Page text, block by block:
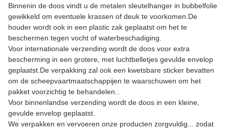
Binnenin de doos vindt u de metalen sleutelhanger in bubbelfolie
gewikkeld om eventuele krassen of deuk te voorkomen.De
houder wordt ook in een plastic zak geplaatst om het te
beschermen tegen vocht of waterbeschadiging.
Voor internationale verzending wordt de doos voor extra
bescherming in een grotere, met luchtbelletjes gevulde envelop
geplaatst.De verpakking zal ook een kwetsbare sticker bevatten
om de scheepvaartmaatschappijen te waarschuwen om het
pakket voorzichtig te behandelen..
Voor binnenlandse verzending wordt de doos in een kleine,
gevulde envelop geplaatst.
We verpakken en vervoeren onze producten zorgvuldig... zodat